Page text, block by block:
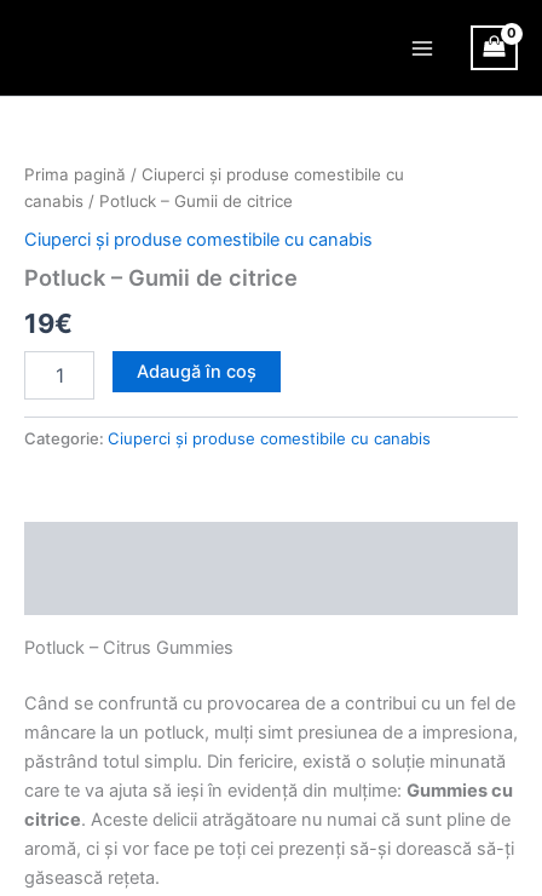
Menu
Prima pagină / Ciuperci și produse comestibile cu
canabis / Potluck – Gumii de citrice
Ciuperci și produse comestibile cu canabis
Potluck – Gumii de citrice
19€
Gumii
de
citrice
Adaugă în coș
Categorie: Ciuperci și produse comestibile cu canabis
Potluck – Citrus Gummies
Când se confruntă cu provocarea de a contribui cu un fel de
mâncare la un potluck, mulți simt presiunea de a impresiona,
păstrând totul simplu. Din fericire, există o soluție minunată
care te va ajuta să ieși în evidență din mulțime: Gummies cu
citrice. Aceste delicii atrăgătoare nu numai că sunt pline de
aromă, ci și vor face pe toți cei prezenți să-și dorească să-ți
găsească rețeta.